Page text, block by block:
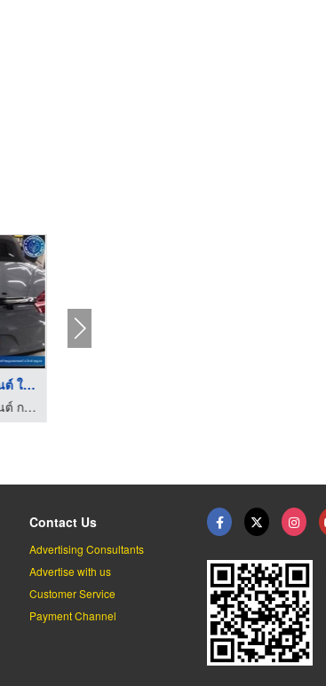
ช่างกุญแจรถยนต์ ใกล้ ...
ช่างกุญแจรถยนต์ กรุงเทพ - อ.วิทย์กุญแจ
Contact Us
Advertising Consultants
Advertise with us
Customer Service
Payment Channel